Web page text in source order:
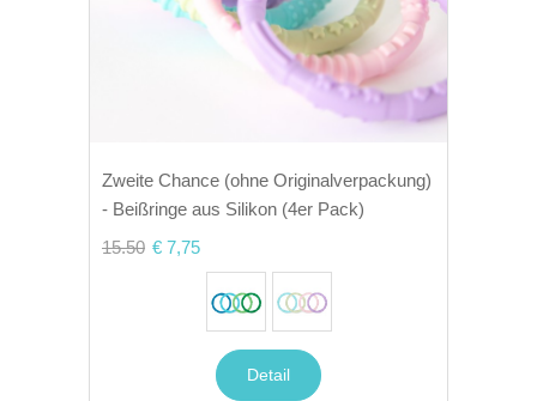
Zweite Chance (ohne Originalverpackung)
- Beißringe aus Silikon (4er Pack)
15.50 € 7,75
Detail